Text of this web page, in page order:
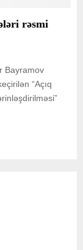
rəsmi
Bayramov
“Açıq